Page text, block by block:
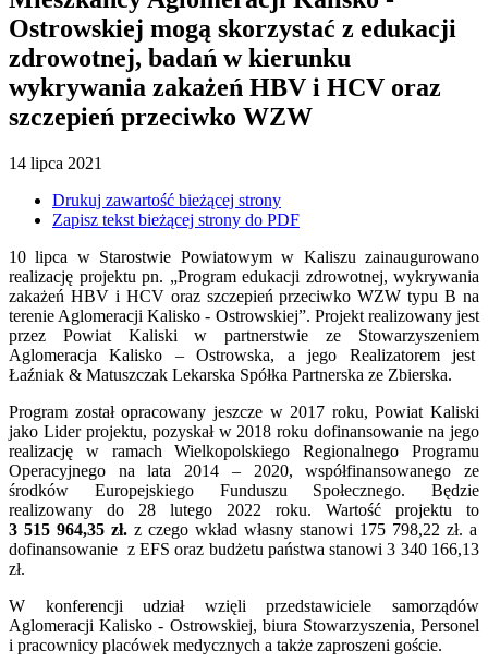
Ostrowskiej mogą skorzystać z edukacji
zdrowotnej, badań w kierunku
wykrywania zakażeń HBV i HCV oraz
szczepień przeciwko WZW
14 lipca 2021
Drukuj zawartość bieżącej strony
Zapisz tekst bieżącej strony do PDF
10 lipca w Starostwie Powiatowym w Kaliszu zainaugurowano
realizację projektu pn. „Program edukacji zdrowotnej, wykrywania
zakażeń HBV i HCV oraz szczepień przeciwko WZW typu B na
terenie Aglomeracji Kalisko - Ostrowskiej”. Projekt realizowany jest
przez Powiat Kaliski w partnerstwie ze Stowarzyszeniem
Aglomeracja Kalisko – Ostrowska, a jego Realizatorem jest
Łaźniak & Matuszczak Lekarska Spółka Partnerska ze Zbierska.
Program został opracowany jeszcze w 2017 roku, Powiat Kaliski
jako Lider projektu, pozyskał w 2018 roku dofinansowanie na jego
realizację w ramach Wielkopolskiego Regionalnego Programu
Operacyjnego na lata 2014 – 2020, współfinansowanego ze
środków Europejskiego Funduszu Społecznego. Będzie
realizowany do 28 lutego 2022 roku. Wartość projektu to
3 515 964,35 zł. z czego wkład własny stanowi 175 798,22 zł. a
dofinansowanie z EFS oraz budżetu państwa stanowi 3 340 166,13
zł.
W konferencji udział wzięli przedstawiciele samorządów
Aglomeracji Kalisko - Ostrowskiej, biura Stowarzyszenia, Personel
i pracownicy placówek medycznych a także zaproszeni goście.